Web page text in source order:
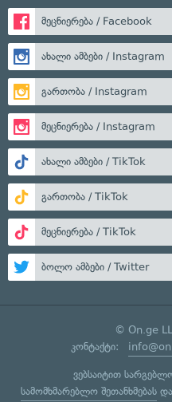
მეცნიერება / Facebook
ახალი ამბები / Instagram
გართობა / Instagram
მეცნიერება / Instagram
ახალი ამბები / TikTok
გართობა / TikTok
მეცნიერება / TikTok
ბოლო ამბები / Twitter
© On.ge
კონტაქტი:
ვებსაიტით
სამომხმარებლო შეთანხმებასდა